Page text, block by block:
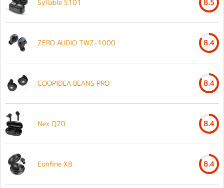
Syllable S101 8.5
ZERO AUDIO TWZ-1000 8.4
COOPIDEA BEANS PRO 8.4
Nex Q70 8.4
Eonfine X8 8.4